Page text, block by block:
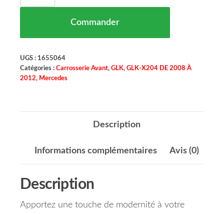
Commander
UGS : 1655064
Catégories : Carrosserie Avant, GLK, GLK-X204 DE 2008 À
2012, Mercedes
Description
Informations complémentaires Avis (0)
Description
Apportez une touche de modernité à votre